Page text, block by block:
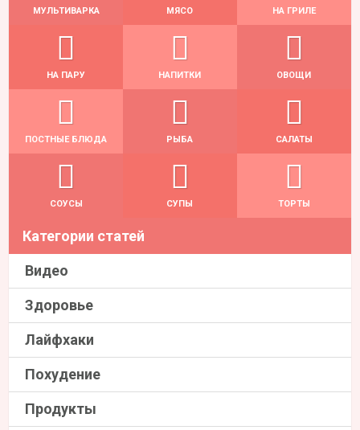
МУЛЬТИВАРКА МЯСО НА ГРИЛЕ
НА ПАРУ НАПИТКИ ОВОЩИ
ПОСТНЫЕ БЛЮДА РЫБА САЛАТЫ
СОУСЫ СУПЫ ТОРТЫ
Категории статей
Видео
Здоровье
Лайфхаки
Похудение
Продукты